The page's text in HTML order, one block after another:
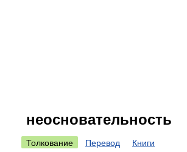
неосновательность
Толкование Перевод Книги